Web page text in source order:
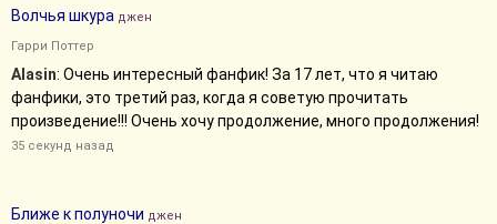
Волчья шкура джен
Гарри Поттер
Alasin: Очень интересный фанфик! За 17 лет, что я читаю
фанфики, это третий раз, когда я советую прочитать
произведение!!! Очень хочу продолжение, много продолжения!
35 секунд назад
Ближе к полуночи джен